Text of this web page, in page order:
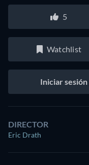
5
Watchlist
Iniciar sesión
DIRECTOR
Eric Drath